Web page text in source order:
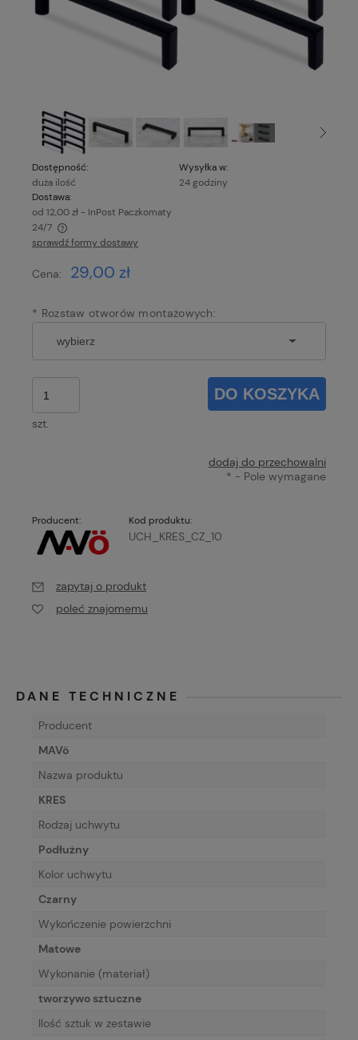
Dostępność:
duża ilość
Wysyłka w:
24 godziny
Dostawa:
od 12,00 zł - InPost Paczkomaty
24/7
Cena nie zawiera ewentualnych kosztów płatności
sprawdź formy dostawy
Cena: 29,00 zł
* Rozstaw otworów montażowych:
szt.
DO KOSZYKA
dodaj do przechowalni
* - Pole wymagane
Producent: Kod produktu:
UCH_KRES_CZ_10
zapytaj o produkt
poleć znajomemu
DANE TECHNICZNE
Producent
MAVö
Nazwa produktu
KRES
Rodzaj uchwytu
Podłużny
Kolor uchwytu
Czarny
Wykończenie powierzchni
Matowe
Wykonanie (materiał)
tworzywo sztuczne
Ilość sztuk w zestawie